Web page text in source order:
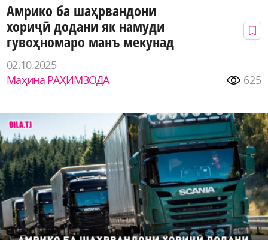
Амрико ба шаҳрвандони
хориҷӣ додани як намуди
гувоҳномаро манъ мекунад
02.10.2025
Маҳина РАҲИМЗОДА
625